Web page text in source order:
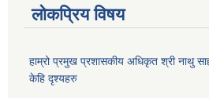
लोकप्रिय विषय
हाम्रो प्रमुख प्रशासकीय अधिकृत श्री नाथु
केहि दृश्यहरु